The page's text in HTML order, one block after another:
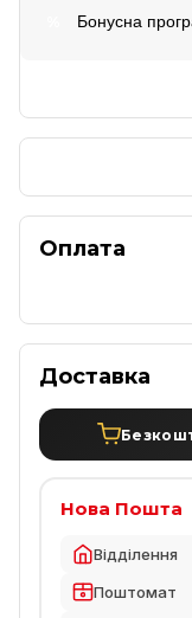
Бонусна
Оплата
Доставка
Нова Пошта
Відділення
Поштомат